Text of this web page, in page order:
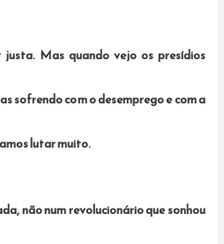
justa. Mas quando vejo os presídios
sofrendo com o desemprego e com a
lutar muito.
não num revolucionário que sonhou